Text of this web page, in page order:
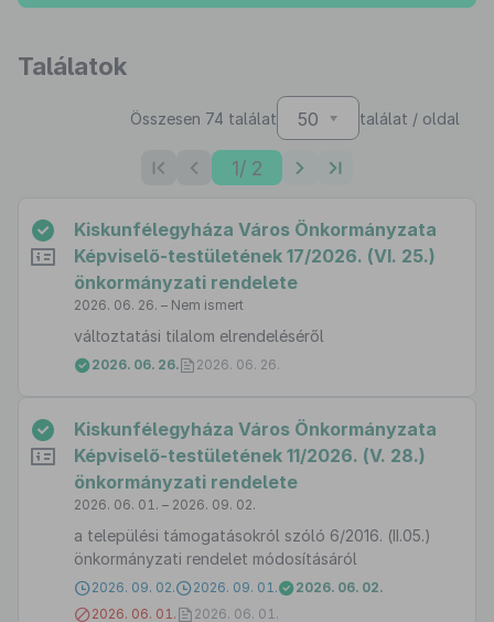
Találatok
Összesen 74 találat 50 találat / oldal
1/ 2
Kiskunfélegyháza Város Önkormányzata
Képviselő-testületének 17/2026. (VI. 25.)
önkormányzati rendelete
2026. 06. 26. – Nem ismert
változtatási tilalom elrendeléséről
2026. 06. 26. 2026. 06. 26.
Kiskunfélegyháza Város Önkormányzata
Képviselő-testületének 11/2026. (V. 28.)
önkormányzati rendelete
2026. 06. 01. – 2026. 09. 02.
a települési támogatásokról szóló 6/2016. (II.05.)
önkormányzati rendelet módosításáról
2026. 09. 02. 2026. 09. 01.
2026. 06. 02.
2026. 06. 01.
2026. 06. 01.